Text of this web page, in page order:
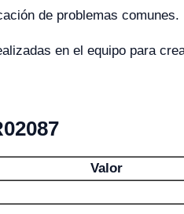
de problemas comunes.
en el equipo para
Valor